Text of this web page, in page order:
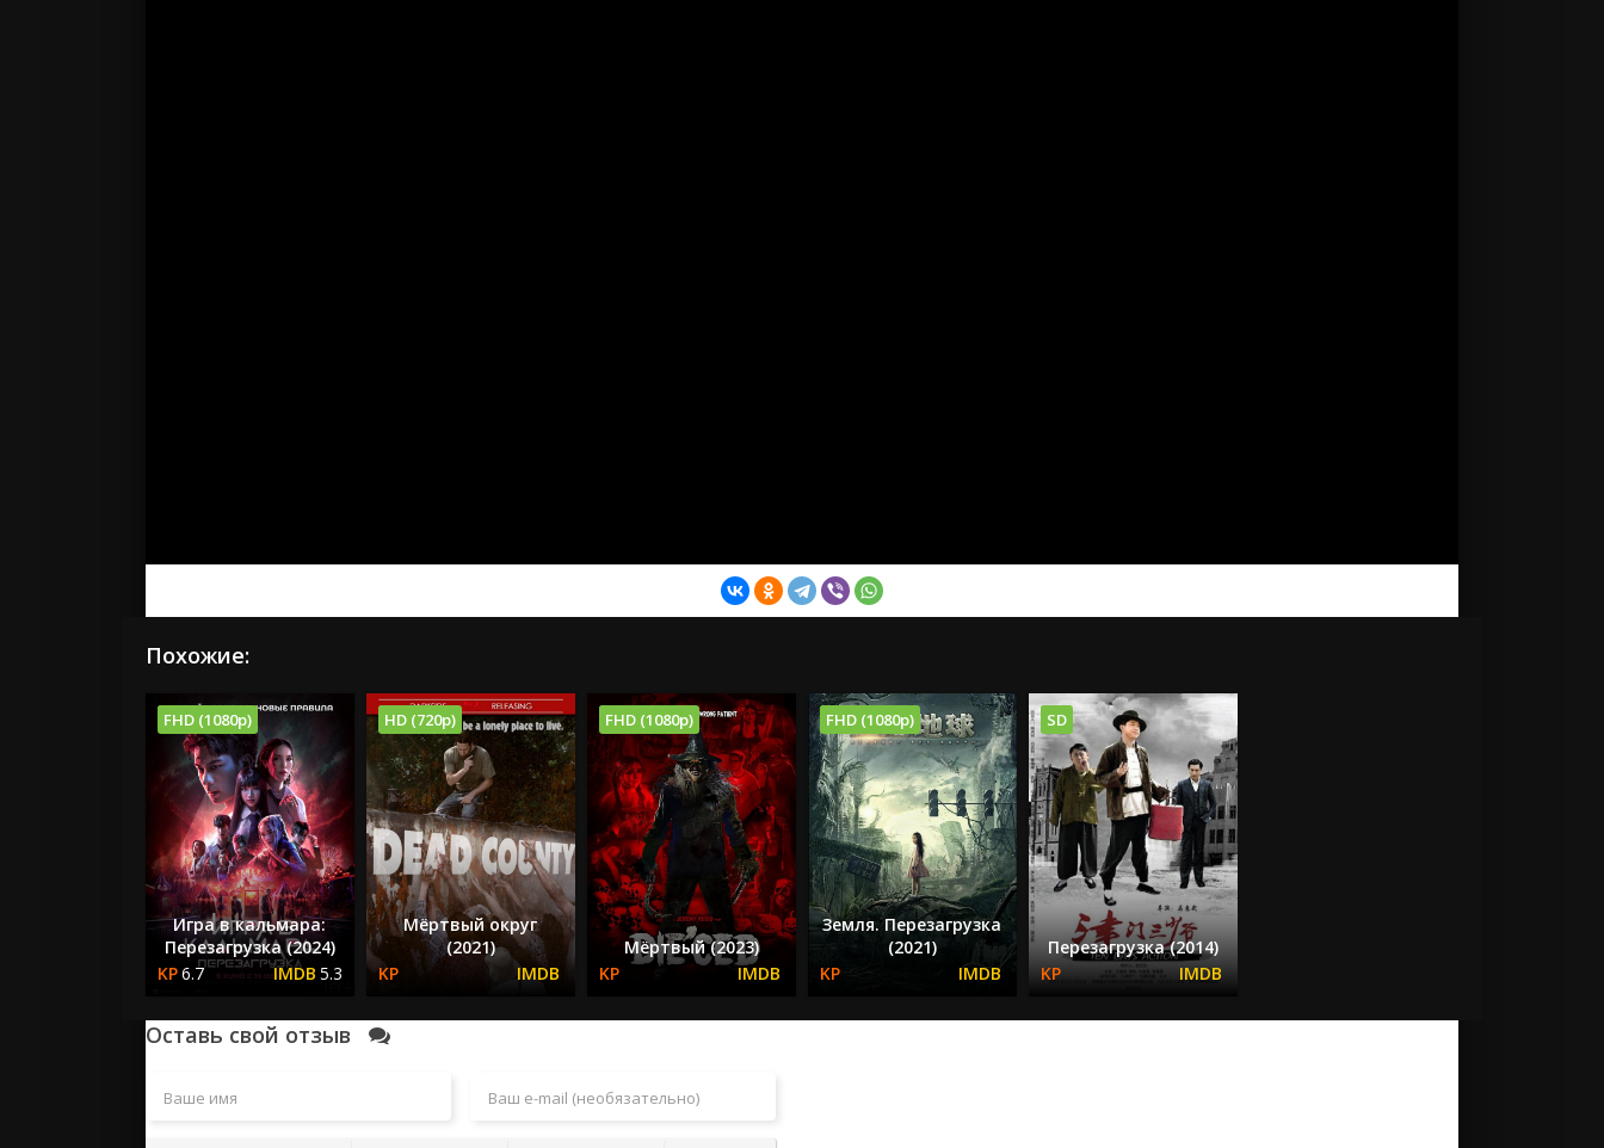
Похожие:
FHD (1080p)
Игра в кальмара:
Перезагрузка (2024)
6.7
5.3
HD (720p)
Мёртвый округ
(2021)
FHD (1080p)
Мёртвый (2023)
FHD (1080p)
Земля. Перезагрузка
(2021)
SD
Перезагрузка (2014)
Оставь свой отзыв